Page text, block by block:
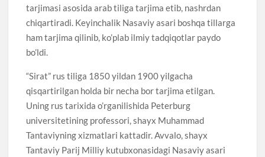
tarjimasi asosida arab tiliga tarjima etib, nashrdan
chiqartiradi. Keyinchalik Nasaviy asari boshqa tillarga
ham tarjima qilinib, ko’plab ilmiy tadqiqotlar paydo
bo’ldi.
“Sirat” rus tiliga 1850 yildan 1900 yilgacha
qisqartirilgan holda bir necha bor tarjima etilgan.
Uning rus tarixida o’rganilishida Peterburg
universitetining professori, shayx Muhammad
Tantaviyning xizmatlari kattadir. Avvalo, shayx
Tantaviy Parij Milliy kutubxonasidagi Nasaviy asari